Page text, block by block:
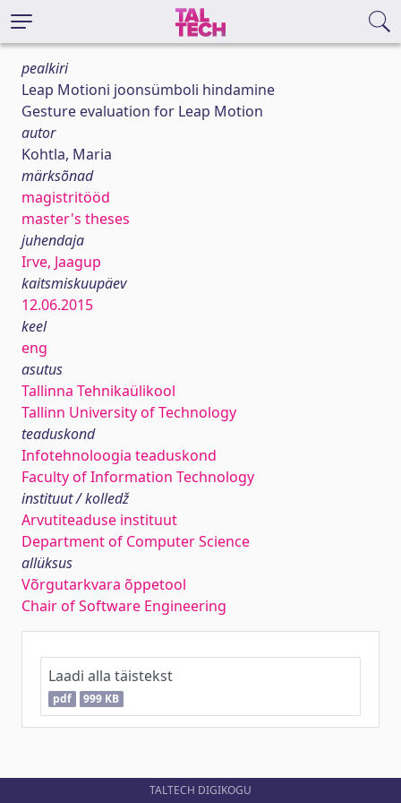
pealkiri
Leap Motioni joonsümboli hindamine
Gesture evaluation for Leap Motion
autor
Kohtla, Maria
märksõnad
magistritööd
master's theses
juhendaja
Irve, Jaagup
kaitsmiskuupäev
12.06.2015
keel
eng
asutus
Tallinna Tehnikaülikool
Tallinn University of Technology
teaduskond
Infotehnoloogia teaduskond
Faculty of Information Technology
instituut / kolledž
Arvutiteaduse instituut
Department of Computer Science
allüksus
Võrgutarkvara õppetool
Chair of Software Engineering
Laadi alla täistekst
pdf 999 KB
TALTECH DIGIKOGU